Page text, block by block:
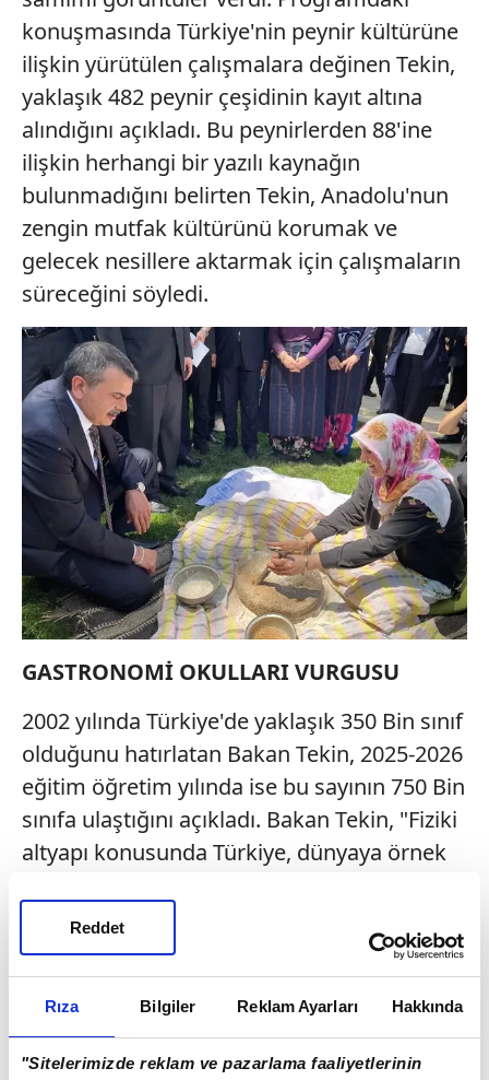
Rıza Bilgiler Reklam Ayarları Hakkında
"Sitelerimizde reklam ve pazarlama faaliyetlerinin
Reddet
konuşmasında Türkiye'nin peynir kültürüne
ilişkin yürütülen çalışmalara değinen Tekin,
yaklaşık 482 peynir çeşidinin kayıt altına
alındığını açıkladı. Bu peynirlerden 88'ine
ilişkin herhangi bir yazılı kaynağın
bulunmadığını belirten Tekin, Anadolu'nun
zengin mutfak kültürünü korumak ve
gelecek nesillere aktarmak için çalışmaların
süreceğini söyledi.
GASTRONOMİ OKULLARI VURGUSU
2002 yılında Türkiye'de yaklaşık 350 Bin sınıf
olduğunu hatırlatan Bakan Tekin, 2025-2026
eğitim öğretim yılında ise bu sayının 750 Bin
sınıfa ulaştığını açıkladı. Bakan Tekin, "Fiziki
altyapı konusunda Türkiye, dünyaya örnek
yandan ülkemizin kültürüne de sahip
çıkıyoruz. Yemek kültürümüz son derece
zengin. Sadece tariflerden ibaret kalsın
istemiyoruz. Türkiye'nin farklı bölgelerinde